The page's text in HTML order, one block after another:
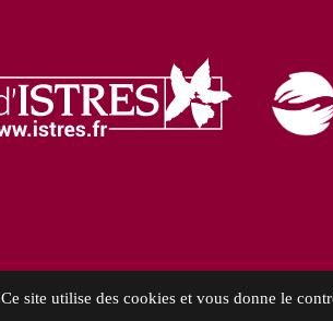
Ce site utilise des cookies et vous donne le